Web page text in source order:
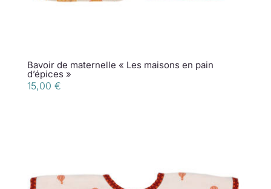
Bavoir de maternelle « Les maisons en pain
d’épices »
15,00 €